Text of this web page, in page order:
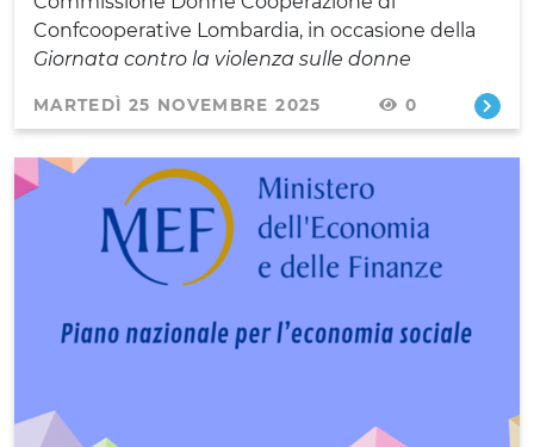
Confcooperative Lombardia, in occasione della
Giornata contro la violenza sulle donne
MARTEDÌ 25 NOVEMBRE 2025 0